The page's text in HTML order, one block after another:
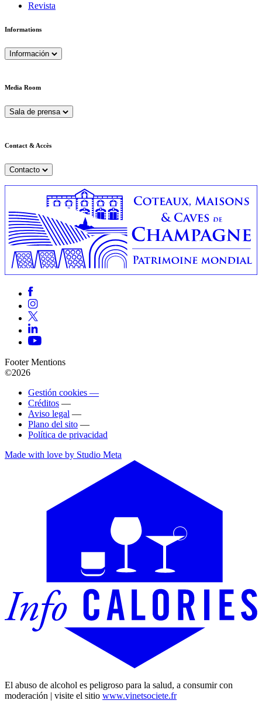
Revista
Informations
Información
Media Room
Sala de prensa
Contact & Accès
Contacto
Footer Mentions
©2026
Gestión cookies —
Créditos —
Aviso legal —
Plano del sito —
Política de privacidad
Made with love by Studio Meta
El abuso de alcohol es peligroso para la salud, a consumir con
moderación | visite el sitio www.vinetsociete.fr